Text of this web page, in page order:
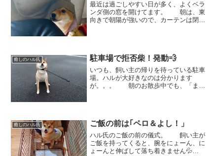
最近は過ごしやすい日が多く、よくベラ
ンダ側の窓を開けてます。 朝は、東
向きで朝陽が強いので、カーテンは閉め
癒しのハル氏 駐車場で拒否柴！発動💨
いつも、飼い主の帰りを待っている駐車
場。ハルが大好きなのは分かります
が。。。 朝のお散歩中でも、「まだ
癒しのハル氏 ご飯の前は｢ペロ＆よし！」
ハル氏のご飯の前の儀式。 飼い主が
ご飯を持ってくると、腕をにょーん、に
ょーんと伸ばして落ち着きません💦